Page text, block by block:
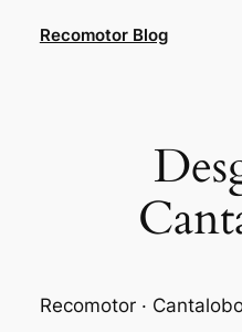
Recomotor Blog
Recomotor ·